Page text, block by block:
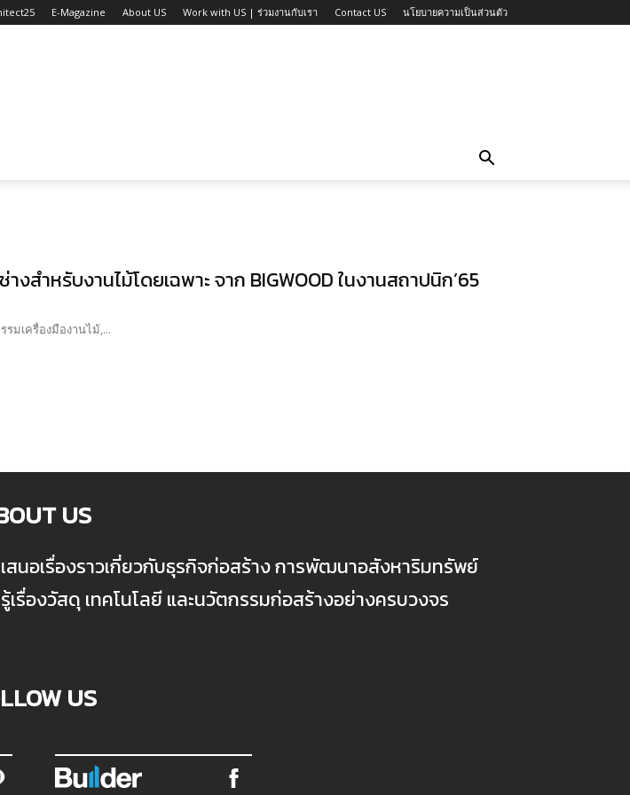
E-Magazine About US Work with US | ร่วมงานกับเรา Contact US นโยบายความเป็นส่วนตัว
สำหรับงานไม้โดยเฉพาะ จาก BIGWOOD ในงานสถาปนิก’65
รมเครื่องมืองานไม้,...
US
สนอเรื่องราวเกี่ยวกับธุรกิจก่อสร้าง การพัฒนาอสังหาริมทรัพย์
องวัสดุ เทคโนโลยี และนวัตกรรมก่อสร้างอย่างครบวงจร
US